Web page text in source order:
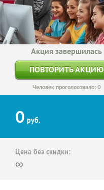
Акция завершилась
ПОВТОРИТЬ АКЦИЮ
Человек проголосовало: 0
0 руб.
Цена без скидки:
∞